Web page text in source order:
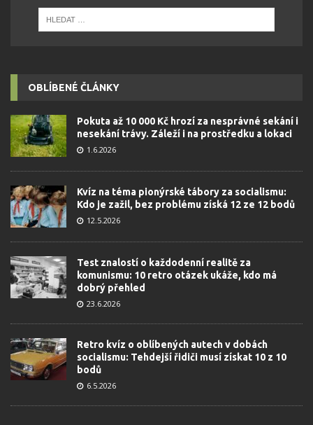
OBLÍBENÉ ČLÁNKY
Pokuta až 10 000 Kč hrozí za nesprávné sekání i
nesekání trávy. Záleží i na prostředku a lokaci
1.6.2026
Kvíz na téma pionýrské tábory za socialismu:
Kdo je zažil, bez problému získá 12 ze 12 bodů
12.5.2026
Test znalostí o každodenní realitě za
komunismu: 10 retro otázek ukáže, kdo má
dobrý přehled
23.6.2026
Retro kvíz o oblíbených autech v dobách
socialismu: Tehdejší řidiči musí získat 10 z 10
bodů
6.5.2026